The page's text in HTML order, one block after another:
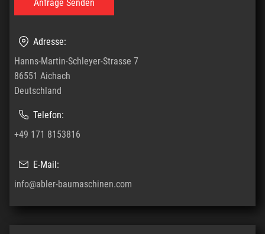
Adresse:
Hanns-Martin-Schleyer-Strasse 7
86551 Aichach
Deutschland
Telefon:
+49 171 8153816
E-Mail:
info@abler-baumaschinen.com